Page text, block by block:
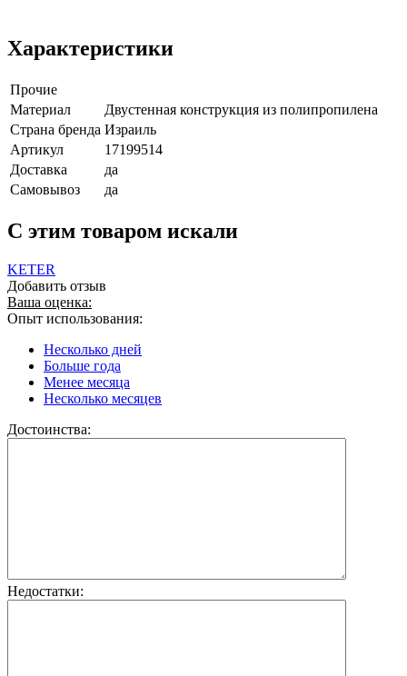
Характеристики
Прочие
Материал
Двустенная конструкция из полипропилена
Страна бренда Израиль
Артикул
17199514
Доставка
да
Самовывоз
да
C этим товаром искали
KETER
Добавить отзыв
Ваша оценка:
Опыт использования:
Несколько дней
Больше года
Менее месяца
Несколько месяцев
Достоинства:
Недостатки: